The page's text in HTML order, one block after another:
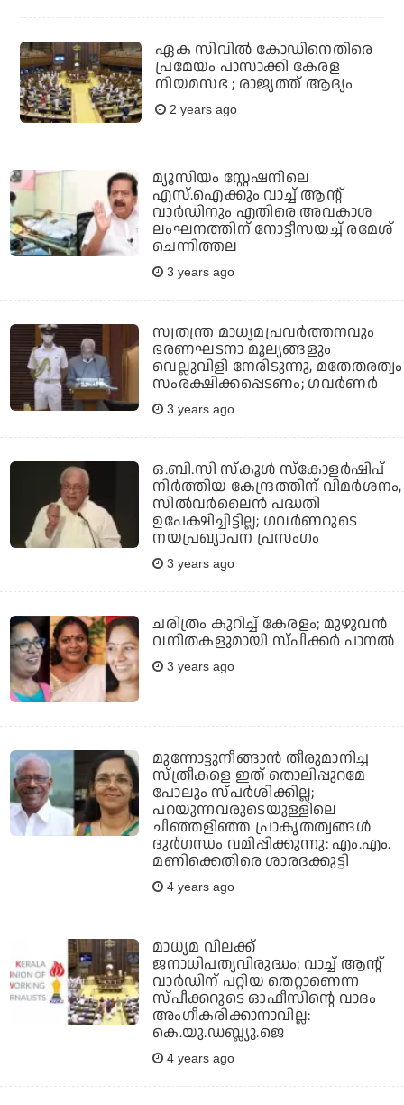
ഏക സിവില്‍ കോഡിനെതിരെ
പ്രമേയം പാസാക്കി കേരള
നിയമസഭ ; രാജ്യത്ത് ആദ്യം
2 years ago
മ്യൂസിയം സ്റ്റേഷനിലെ
എസ്.ഐക്കും വാച്ച് ആന്റ്
വാർഡിനും എതിരെ അവകാശ
ലംഘനത്തിന് നോട്ടീസയച്ച് രമേശ്
ചെന്നിത്തല
3 years ago
സ്വതന്ത്ര മാധ്യമപ്രവര്‍ത്തനവും
ഭരണഘടനാ മൂല്യങ്ങളും
വെല്ലുവിളി നേരിടുന്നു, മതേതരത്വം
സംരക്ഷിക്കപ്പെടണം; ഗവര്‍ണര്‍
3 years ago
ഒ.ബി.സി സ്‌കൂള്‍ സ്‌കോളര്‍ഷിപ്
നിര്‍ത്തിയ കേന്ദ്രത്തിന് വിമര്‍ശനം,
സില്‍വര്‍ലൈന്‍ പദ്ധതി
ഉപേക്ഷിച്ചിട്ടില്ല; ഗവര്‍ണറുടെ
നയപ്രഖ്യാപന പ്രസംഗം
3 years ago
ചരിത്രം കുറിച്ച് കേരളം; മുഴുവന്‍
വനിതകളുമായി സ്പീക്കര്‍ പാനല്‍
3 years ago
മുന്നോട്ടുനീങ്ങാന്‍ തീരുമാനിച്ച
സ്ത്രീകളെ ഇത് തൊലിപ്പുറമേ
പോലും സ്പര്‍ശിക്കില്ല;
പറയുന്നവരുടെയുള്ളിലെ
ചീഞ്ഞളിഞ്ഞ പ്രാകൃതത്വങ്ങള്‍
ദുര്‍ഗന്ധം വമിപ്പിക്കുന്നു: എം.എം.
മണിക്കെതിരെ ശാരദക്കുട്ടി
4 years ago
മാധ്യമ വിലക്ക്
ജനാധിപത്യവിരുദ്ധം; വാച്ച് ആന്റ്
വാര്‍ഡിന് പറ്റിയ തെറ്റാണെന്ന
സ്പീക്കറുടെ ഓഫീസിന്റെ വാദം
അംഗീകരിക്കാനാവില്ല:
കെ.യു.ഡബ്ല്യു.ജെ
4 years ago